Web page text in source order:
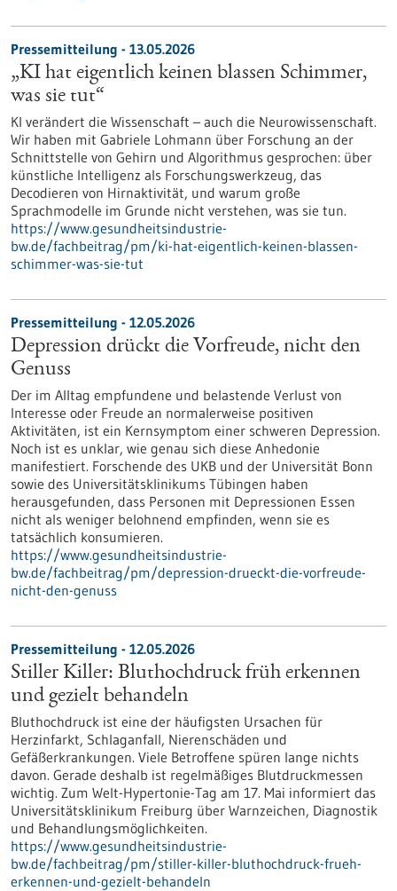
Pressemitteilung - 13.05.2026
„KI hat eigentlich keinen blassen Schimmer,
was sie tut“
KI verändert die Wissenschaft – auch die Neurowissenschaft.
Wir haben mit Gabriele Lohmann über Forschung an der
Schnittstelle von Gehirn und Algorithmus gesprochen: über
künstliche Intelligenz als Forschungswerkzeug, das
Decodieren von Hirnaktivität, und warum große
Sprachmodelle im Grunde nicht verstehen, was sie tun.
https://www.gesundheitsindustrie-
bw.de/fachbeitrag/pm/ki-hat-eigentlich-keinen-blassen-
schimmer-was-sie-tut
Pressemitteilung - 12.05.2026
Depression drückt die Vorfreude, nicht den
Genuss
Der im Alltag empfundene und belastende Verlust von
Interesse oder Freude an normalerweise positiven
Aktivitäten, ist ein Kernsymptom einer schweren Depression.
Noch ist es unklar, wie genau sich diese Anhedonie
manifestiert. Forschende des UKB und der Universität Bonn
sowie des Universitätsklinikums Tübingen haben
herausgefunden, dass Personen mit Depressionen Essen
nicht als weniger belohnend empfinden, wenn sie es
tatsächlich konsumieren.
https://www.gesundheitsindustrie-
bw.de/fachbeitrag/pm/depression-drueckt-die-vorfreude-
nicht-den-genuss
Pressemitteilung - 12.05.2026
Stiller Killer: Bluthochdruck früh erkennen
und gezielt behandeln
Bluthochdruck ist eine der häufigsten Ursachen für
Herzinfarkt, Schlaganfall, Nierenschäden und
Gefäßerkrankungen. Viele Betroffene spüren lange nichts
davon. Gerade deshalb ist regelmäßiges Blutdruckmessen
wichtig. Zum Welt-Hypertonie-Tag am 17. Mai informiert das
Universitätsklinikum Freiburg über Warnzeichen, Diagnostik
und Behandlungsmöglichkeiten.
https://www.gesundheitsindustrie-
bw.de/fachbeitrag/pm/stiller-killer-bluthochdruck-frueh-
erkennen-und-gezielt-behandeln